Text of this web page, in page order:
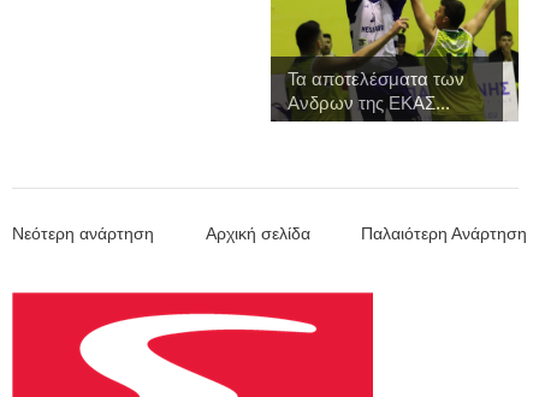
Τα αποτελέσματα των
Ανδρων της ΕΚΑΣ...
Νεότερη ανάρτηση Παλαιότερη Ανάρτηση
Αρχική σελίδα